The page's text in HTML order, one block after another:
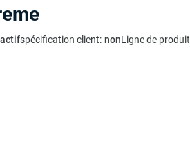
actifspécification client: nonLigne de produit